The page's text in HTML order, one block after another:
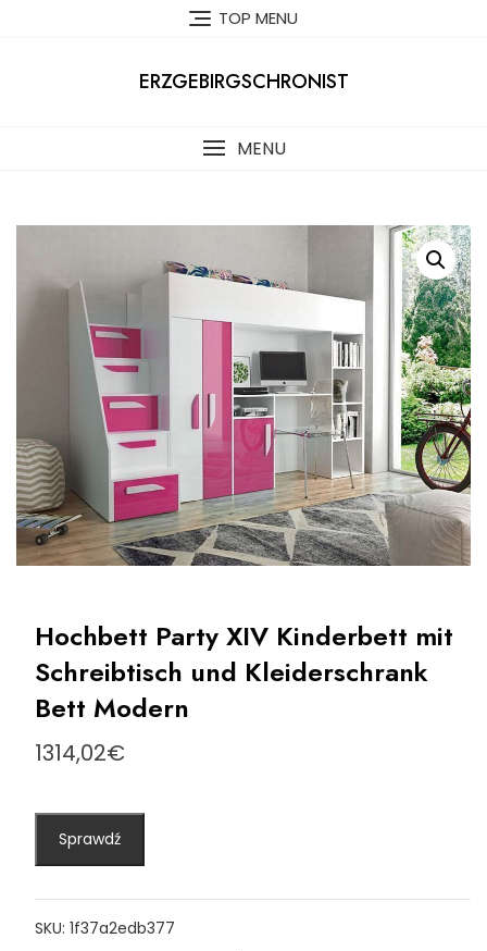
TOP MENU
ERZGEBIRGSCHRONIST
MENU
Hochbett Party XIV Kinderbett mit
Schreibtisch und Kleiderschrank
Bett Modern
1314,02€
Sprawdź
SKU: 1f37a2edb377